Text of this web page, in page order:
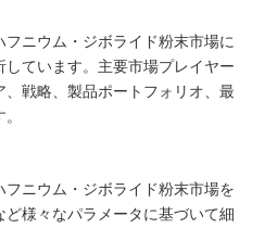
ニウム・ジボライド粉末市場に
ています。主要市場プレイヤー
戦略、製品ポートフォリオ、最
ニウム・ジボライド粉末市場を
様々なパラメータに基づいて細